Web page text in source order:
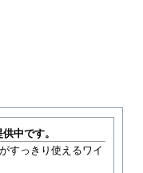
中です。
すっきり使えるワイ